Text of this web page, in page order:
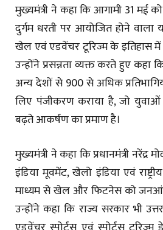
मुख्यमंत्री ने कहा कि आगामी 31 मई
दुर्गम धरती पर आयोजित होने वाला
खेल एवं एडवेंचर टूरिज्म के इतिहास में
उन्होंने प्रसन्नता व्यक्त करते हुए कहा
अन्य देशों से 900 से अधिक
लिए पंजीकरण कराया है, जो
बढ़ते आकर्षण का प्रमाण है।
मुख्यमंत्री ने कहा कि प्रधानमंत्री
इंडिया मूवमेंट, खेलो इंडिया एवं
माध्यम से खेल और फिटनेस को
उन्होंने कहा कि राज्य सरकार भी